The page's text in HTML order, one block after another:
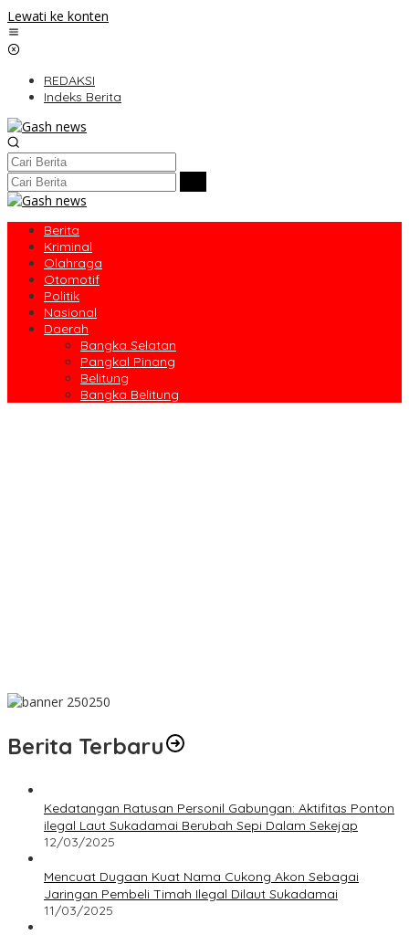
Lewati ke konten
REDAKSI
Indeks Berita
Berita
Kriminal
Olahraga
Otomotif
Politik
Nasional
Daerah
Bangka Selatan
Pangkal Pinang
Belitung
Bangka Belitung
Berita Terbaru
Kedatangan Ratusan Personil Gabungan: Aktifitas Ponton
ilegal Laut Sukadamai Berubah Sepi Dalam Sekejap
12/03/2025
Mencuat Dugaan Kuat Nama Cukong Akon Sebagai
Jaringan Pembeli Timah Ilegal Dilaut Sukadamai
11/03/2025